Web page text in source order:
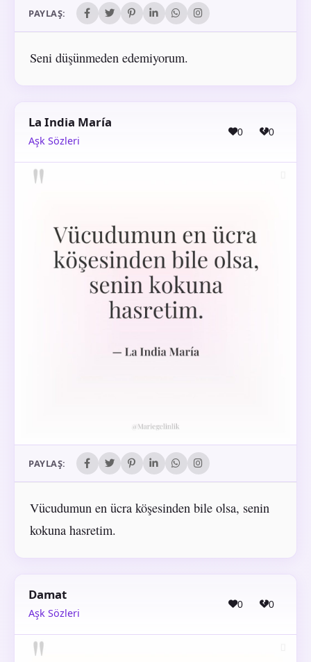
PAYLAŞ:
Seni düşünmeden edemiyorum.
La India María
Aşk Sözleri
0 0
PAYLAŞ:
Vücudumun en ücra köşesinden bile olsa, senin
kokuna hasretim.
Damat
Aşk Sözleri
0 0